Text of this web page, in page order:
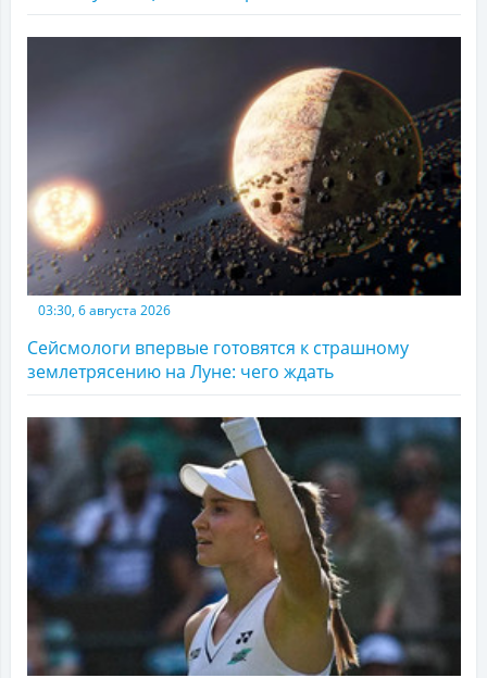
03:30, 6 августа 2026
Сейсмологи впервые готовятся к страшному
землетрясению на Луне: чего ждать